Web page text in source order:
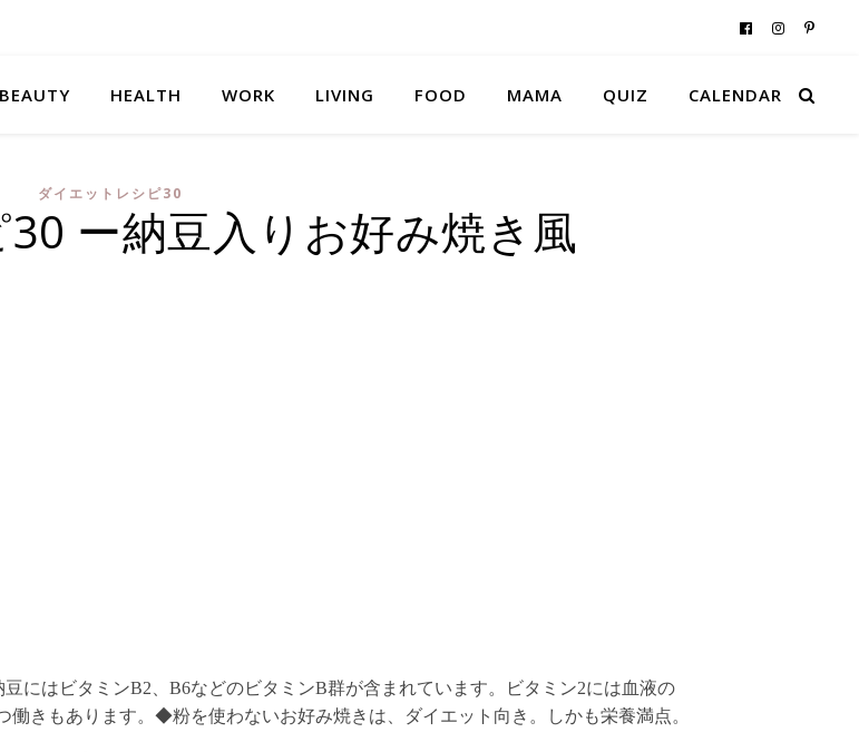
BEAUTY HEALTH WORK LIVING FOOD MAMA QUIZ CALENDAR
ダイエットレシピ30
ー納豆入りお好み焼き風
豆にはビタミンB2、B6などのビタミンB群が含まれています。ビタミン2には血液の
きもあります。◆粉を使わないお好み焼きは、ダイエット向き。しかも栄養満点。